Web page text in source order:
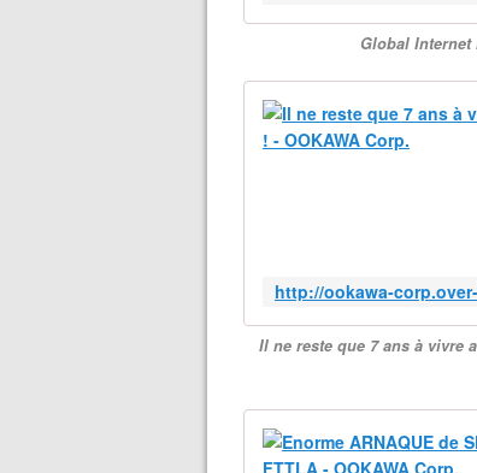
Global Internet
Il ne reste que 7 ans à vivre